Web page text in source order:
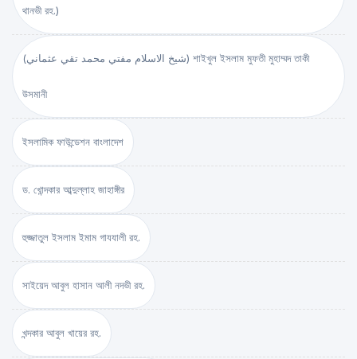
থানভী রহ.)
(شيخ الاسلام مفتي محمد تقي عثماني) শাইখুল ইসলাম মুফতী মুহাম্মদ তাকী
উসমানী
ইসলামিক ফাউন্ডেশন বাংলাদেশ
ড. খোন্দকার আব্দুল্লাহ জাহাঙ্গীর
হুজ্জাতুল ইসলাম ইমাম গাযযালী রহ.
সাইয়েদ আবুল হাসান আলী নদভী রহ.
খন্দকার আবুল খায়ের রহ.